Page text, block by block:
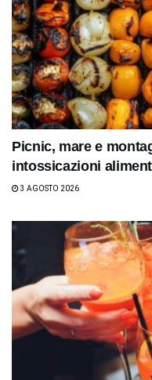
Picnic, mare e
intossicazioni
3 AGOSTO 2026